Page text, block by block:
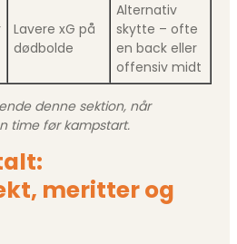
Lavere xG på
dødbolde
Alternativ
skytte – ofte
en back eller
offensiv midt
denne sektion, når
time før kampstart.
meritter og